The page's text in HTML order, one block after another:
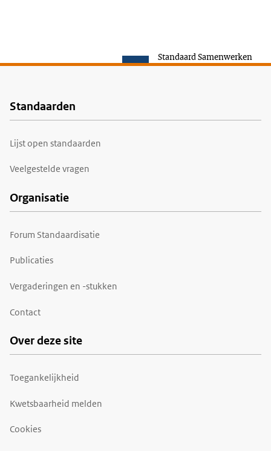
Standaard Samenwerken
Voet
Standaarden
Lijst open standaarden
Veelgestelde vragen
Organisatie
Forum Standaardisatie
Publicaties
Vergaderingen en -stukken
Contact
Over deze site
Toegankelijkheid
Kwetsbaarheid melden
Cookies